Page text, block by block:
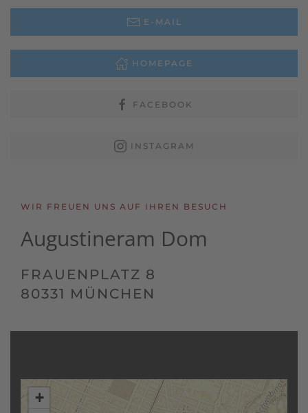
E-MAIL
HOMEPAGE
FACEBOOK
INSTAGRAM
WIR FREUEN UNS AUF IHREN BESUCH
Augustineram Dom
FRAUENPLATZ 8
80331 MÜNCHEN
+